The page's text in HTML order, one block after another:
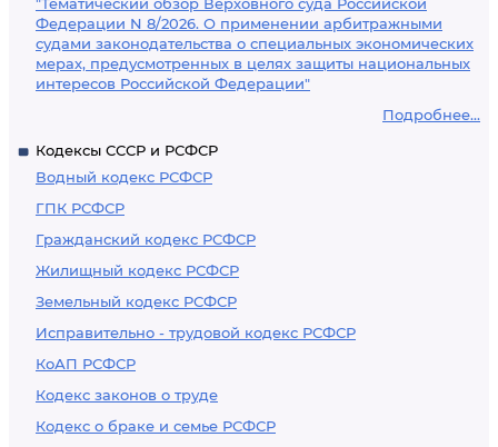
Федерации N 8/2026. О применении арбитражными
судами законодательства о специальных экономических
мерах, предусмотренных в целях защиты национальных
интересов Российской Федерации"
Подробнее...
Кодексы СССР и РСФСР
Водный кодекс РСФСР
ГПК РСФСР
Гражданский кодекс РСФСР
Жилищный кодекс РСФСР
Земельный кодекс РСФСР
Исправительно - трудовой кодекс РСФСР
КоАП РСФСР
Кодекс законов о труде
Кодекс о браке и семье РСФСР